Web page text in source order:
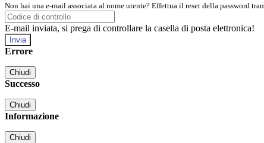
Non hai una e-mail associata al nome utente? Effettua il reset della password
E-mail inviata, si prega di controllare la casella di posta elettronica!
Errore
Chiudi
Successo
Chiudi
Informazione
Chiudi